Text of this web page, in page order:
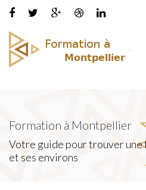
Formation à Montpellier
Votre guide pour trouver
et ses environs